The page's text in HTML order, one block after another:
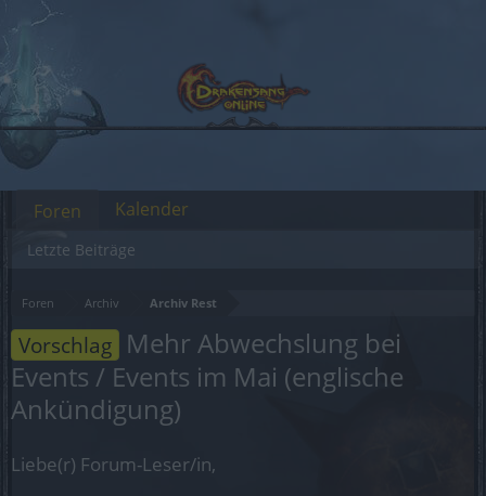
Foren Archiv Archiv Rest
Vorschlag Mehr Abwechslung bei
Events / Events im Mai (englische
Ankündigung)
Liebe(r) Forum-Leser/in,
Foren
Letzte Beiträge
Kalender